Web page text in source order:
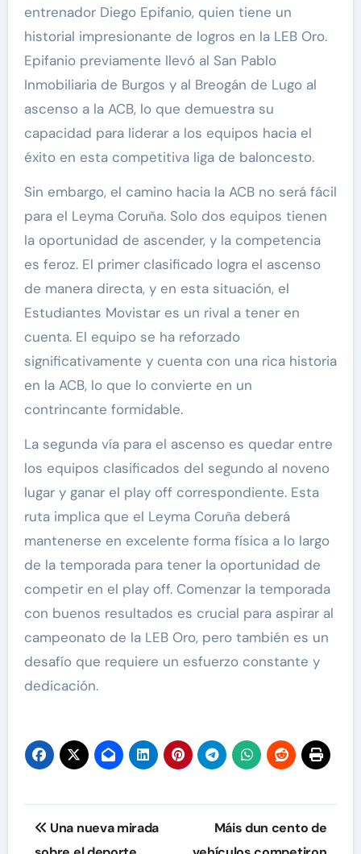
entrenador Diego Epifanio, quien tiene un
historial impresionante de logros en la LEB Oro.
Epifanio previamente llevó al San Pablo
Inmobiliaria de Burgos y al Breogán de Lugo al
ascenso a la ACB, lo que demuestra su
capacidad para liderar a los equipos hacia el
éxito en esta competitiva liga de baloncesto.
Sin embargo, el camino hacia la ACB no será fácil
para el Leyma Coruña. Solo dos equipos tienen
la oportunidad de ascender, y la competencia
es feroz. El primer clasificado logra el ascenso
de manera directa, y en esta situación, el
Estudiantes Movistar es un rival a tener en
cuenta. El equipo se ha reforzado
significativamente y cuenta con una rica historia
en la ACB, lo que lo convierte en un
contrincante formidable.
La segunda vía para el ascenso es quedar entre
los equipos clasificados del segundo al noveno
lugar y ganar el play off correspondiente. Esta
ruta implica que el Leyma Coruña deberá
mantenerse en excelente forma física a lo largo
de la temporada para tener la oportunidad de
competir en el play off. Comenzar la temporada
con buenos resultados es crucial para aspirar al
campeonato de la LEB Oro, pero también es un
desafío que requiere un esfuerzo constante y
dedicación.
Navegación
Una nueva mirada
Máis dun cento de